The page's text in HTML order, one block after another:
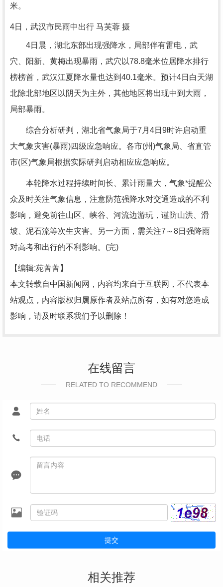
米。
4日，武汉市民雨中出行 马芙蓉 摄
4日晨，湖北东部出现强降水，局部伴有雷电，武
穴、阳新、黄梅出现暴雨，武穴以78.8毫米位居降水排行
榜榜首，武汉江夏降水量也达到40.1毫米。预计4日白天湖
北除北部地区以阴天为主外，其他地区将出现中到大雨，
局部暴雨。
综合分析研判，湖北省气象局于7月4日9时许启动重
大气象灾害(暴雨)四级应急响应。各市(州)气象局、省直管
市(区)气象局根据实际研判启动相应应急响应。
本轮降水过程持续时间长、累计雨量大，气象*提醒公
众及时关注气象信息，注意防范强降水对交通造成的不利
影响，避免前往山区、峡谷、河流边游玩，谨防山洪、滑
坡、泥石流等次生灾害。另一方面，需关注7～8日强降雨
对高考和出行的不利影响。(完)
【编辑:苑菁菁】
本文转载自中国新闻网，内容均来自于互联网，不代表本
站观点，内容版权归属原作者及站点所有，如有对您造成
影响，请及时联系我们予以删除！
在线留言
RELATED TO RECOMMEND
提交
相关推荐